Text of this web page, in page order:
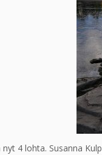
4 lohta. Susanna